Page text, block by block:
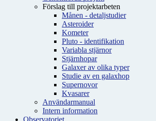
Förslag till projektarbeten
Månen - detaljstudier
Asteroider
Kometer
Pluto - identifikation
Variabla stjärnor
Stjärnhopar
Galaxer av olika typer
Studie av en galaxhop
Supernovor
Kvasarer
Användarmanual
Intern information
Observatoriet